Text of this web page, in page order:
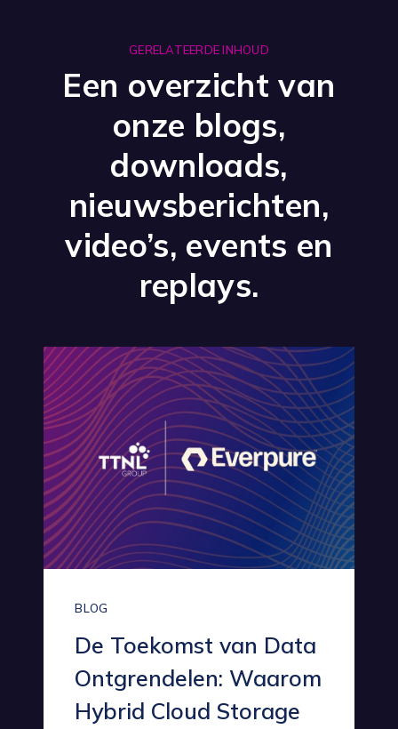
GERELATEERDE INHOUD
Een overzicht van
onze blogs,
downloads,
nieuwsberichten,
video’s, events en
replays.
BLOG
De Toekomst van Data
Ontgrendelen: Waarom
Hybrid Cloud Storage